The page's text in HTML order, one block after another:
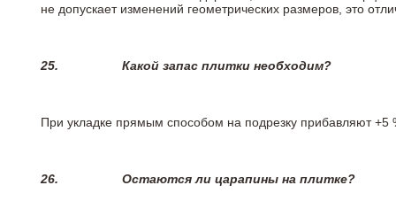
не допускает изменений геометрических размеров, это
25. Какой запас плитки необходим?
При укладке прямым способом на подрезку прибавляют +5
26. Остаются ли царапины на плитке?